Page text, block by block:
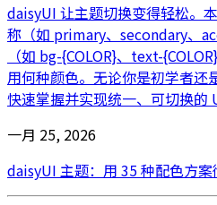
daisyUI 让主题切换变得轻松。
称（如 primary、secondary、
（如 bg-{COLOR}、text-
用何种颜色。无论你是初学者
快速掌握并实现统一、可切换的
一月 25, 2026
daisyUI 主题：用 35 种配色方